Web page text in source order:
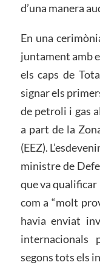
d’una manera
En una
juntament amb
els caps de
signar els
de petroli i gas
a part de la
(EEZ).
ministre de
que va qualificar
com a “molt
havia enviat
internacionals
segons tots els